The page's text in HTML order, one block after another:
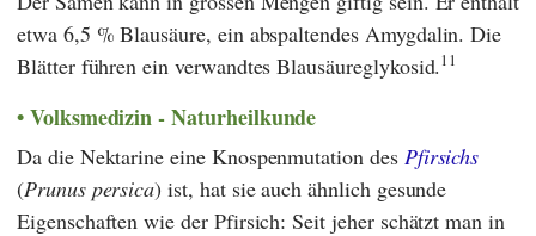
etwa 6,5 % Blausäure, ein abspaltendes Amygdalin. Die
Blätter führen ein verwandtes Blausäureglykosid.11
Volksmedizin - Naturheilkunde
Da die Nektarine eine Knospenmutation des Pfirsichs
(Prunus persica) ist, hat sie auch ähnlich gesunde
Eigenschaften wie der Pfirsich: Seit jeher schätzt man in